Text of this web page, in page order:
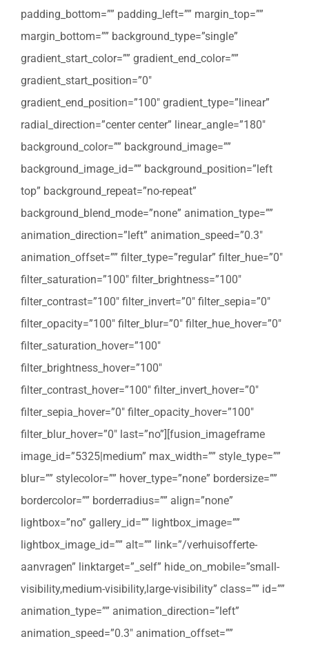
padding_bottom=”” padding_left=”” margin_top=””
margin_bottom=”” background_type=”single”
gradient_start_color=”” gradient_end_color=””
gradient_start_position=”0″
gradient_end_position=”100″ gradient_type=”linear”
radial_direction=”center center” linear_angle=”180″
background_color=”” background_image=””
background_image_id=”” background_position=”left
top” background_repeat=”no-repeat”
background_blend_mode=”none” animation_type=””
animation_direction=”left” animation_speed=”0.3″
animation_offset=”” filter_type=”regular” filter_hue=”0″
filter_saturation=”100″ filter_brightness=”100″
filter_contrast=”100″ filter_invert=”0″ filter_sepia=”0″
filter_opacity=”100″ filter_blur=”0″ filter_hue_hover=”0″
filter_saturation_hover=”100″
filter_brightness_hover=”100″
filter_contrast_hover=”100″ filter_invert_hover=”0″
filter_sepia_hover=”0″ filter_opacity_hover=”100″
filter_blur_hover=”0″ last=”no”][fusion_imageframe
image_id=”5325|medium” max_width=”” style_type=””
blur=”” stylecolor=”” hover_type=”none” bordersize=””
bordercolor=”” borderradius=”” align=”none”
lightbox=”no” gallery_id=”” lightbox_image=””
lightbox_image_id=”” alt=”” link=”/verhuisofferte-
aanvragen” linktarget=”_self” hide_on_mobile=”small-
visibility,medium-visibility,large-visibility” class=”” id=””
animation_type=”” animation_direction=”left”
animation_speed=”0.3″ animation_offset=””